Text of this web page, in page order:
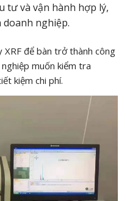
tư và vận hành hợp lý,
nghiệp.
để bàn trở thành công
muốn kiểm tra
kiệm chi phí.